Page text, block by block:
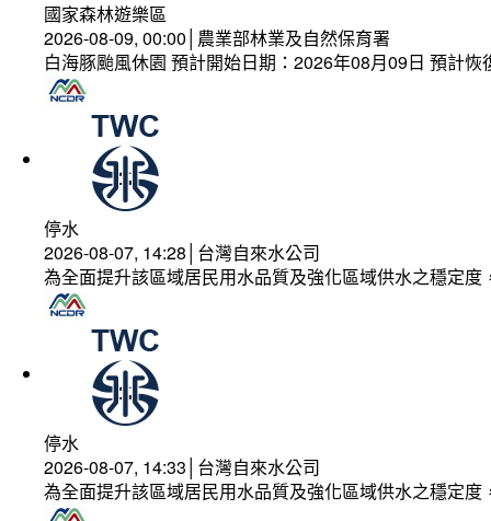
國家森林遊樂區
2026-08-09, 00:00│農業部林業及自然保育署
白海豚颱風休園 預計開始日期：2026年08月09日 預計
停水
2026-08-07, 14:28│台灣自來水公司
為全面提升該區域居民用水品質及強化區域供水之穩定
停水
2026-08-07, 14:33│台灣自來水公司
為全面提升該區域居民用水品質及強化區域供水之穩定